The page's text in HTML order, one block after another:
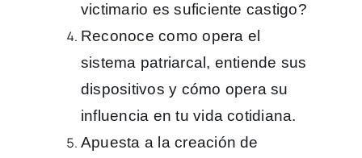
victimario es suficiente castigo?
Reconoce como opera el
sistema patriarcal, entiende sus
dispositivos y cómo opera su
influencia en tu vida cotidiana.
Apuesta a la creación de